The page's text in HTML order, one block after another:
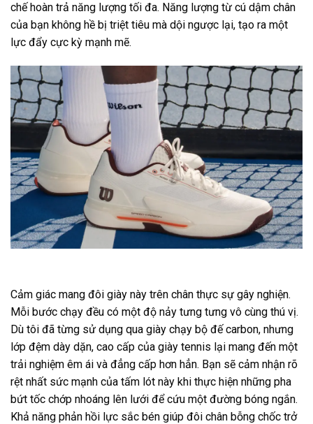
chế hoàn trả năng lượng tối đa. Năng lượng từ cú dậm chân
của bạn không hề bị triệt tiêu mà dội ngược lại, tạo ra một
lực đẩy cực kỳ mạnh mẽ.
Cảm giác mang đôi giày này trên chân thực sự gây nghiện.
Mỗi bước chạy đều có một độ nảy tưng tưng vô cùng thú vị.
Dù tôi đã từng sử dụng qua giày chạy bộ đế carbon, nhưng
lớp đệm dày dặn, cao cấp của giày tennis lại mang đến một
trải nghiệm êm ái và đẳng cấp hơn hẳn. Bạn sẽ cảm nhận rõ
rệt nhất sức mạnh của tấm lót này khi thực hiện những pha
bứt tốc chớp nhoáng lên lưới để cứu một đường bóng ngắn.
Khả năng phản hồi lực sắc bén giúp đôi chân bỗng chốc trở